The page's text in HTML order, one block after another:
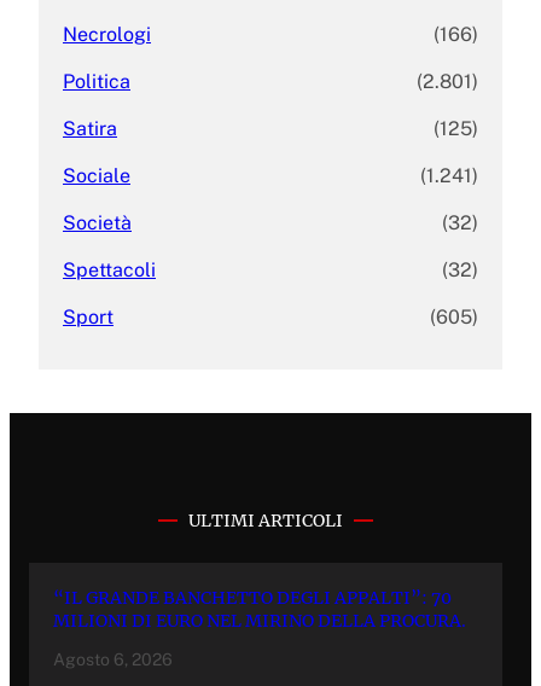
Necrologi (166)
Politica (2.801)
Satira (125)
Sociale (1.241)
Società (32)
Spettacoli (32)
Sport (605)
ULTIMI ARTICOLI
“IL GRANDE BANCHETTO DEGLI APPALTI”: 70
MILIONI DI EURO NEL MIRINO DELLA PROCURA.
Agosto 6, 2026